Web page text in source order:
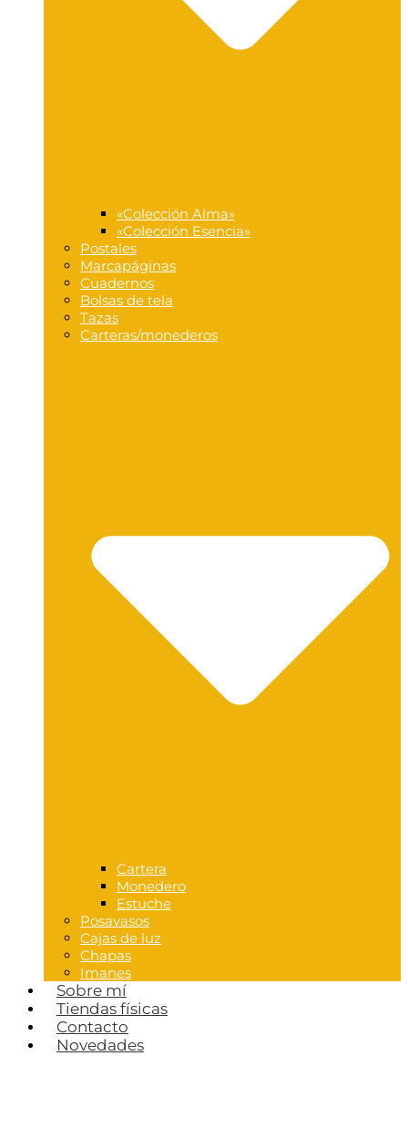
«Colección Alma»
«Colección Esencia»
Postales
Marcapáginas
Cuadernos
Bolsas de tela
Tazas
Carteras/monederos
Cartera
Monedero
Estuche
Posavasos
Cajas de luz
Chapas
Imanes
Sobre mí
Tiendas físicas
Contacto
Novedades